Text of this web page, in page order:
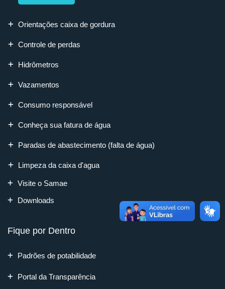
Orientações caixa de gordura
Controle de perdas
Hidrômetros
Vazamentos
Consumo responsável
Conheça sua fatura de água
Paradas de abastecimento (falta de água)
Limpeza da caixa d'agua
Visite o Samae
Downloads
Fique por Dentro
Padrões de potabilidade
Portal da Transparência